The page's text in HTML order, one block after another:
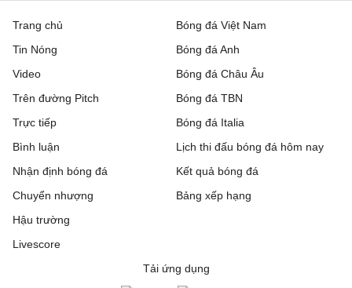
Trang chủ
Tin Nóng
Video
Trên đường Pitch
Trực tiếp
Bóng đá Việt Nam
Bóng đá Anh
Bóng đá Châu Âu
Bóng đá TBN
Bóng đá Italia
Bình luận
Nhận định bóng đá
Chuyển nhượng
Hậu trường
Livescore
Lịch thi đấu bóng đá hôm nay
Kết quả bóng đá
Bảng xếp hạng
Tải ứng dụng